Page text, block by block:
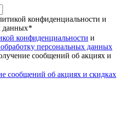
конфиденциальности и
данных*
конфиденциальности и
обработку персональных данных
сообщений об акциях и
сообщений об акциях и скидках